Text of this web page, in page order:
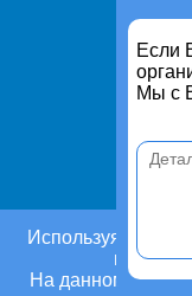
Если
Мы с
Используя этот
На данном этапе